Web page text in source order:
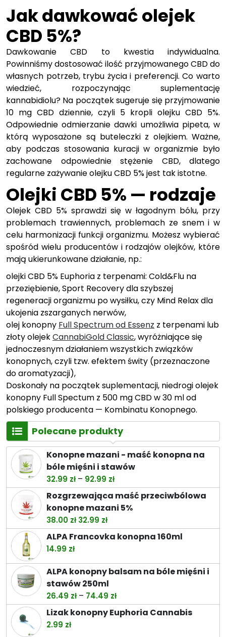
Jak dawkować olejek
CBD 5%?
Dawkowanie CBD to kwestia indywidualna.
Powinniśmy dostosować ilość przyjmowanego CBD do
własnych potrzeb, trybu życia i preferencji. Co warto
wiedzieć, rozpoczynając suplementację
kannabidiolu? Na początek sugeruje się przyjmowanie
10 mg CBD dziennie, czyli 5 kropli olejku CBD 5%.
Odpowiednie odmierzanie dawki umożliwia pipeta, w
którą wyposażone są buteleczki z olejkiem. Ważne,
aby podczas stosowania kuracji w organizmie było
zachowane odpowiednie stężenie CBD, dlatego
regularne zażywanie olejku CBD 5% jest tak istotne.
Olejki CBD 5% — rodzaje
Olejek CBD 5% sprawdzi się w łagodnym bólu, przy
problemach trawiennych, problemach ze snem i w
celu harmonizacji funkcji organizmu. Możesz wybierać
spośród wielu producentów i rodzajów olejków, które
mają ukierunkowane działanie, np.:
olejki CBD 5% Euphoria z terpenami: Cold&Flu na
przeziębienie, Sport Recovery dla szybszej
regeneracji organizmu po wysiłku, czy Mind Relax dla
ukojenia zszarganych nerwów,
olej konopny Full Spectrum od Essenz z terpenami lub
złoty olejekCannabiGold Classic, wyróżniające się
jednoczesnym działaniem wszystkich związków
konopnych, czyli tzw. efektem świty (przeznaczone
do aromatyzacji),
Doskonały na początek suplementacji, niedrogi olejek
konopny Full Spectum z 500 mg CBD w 30 ml od
polskiego producenta — Kombinatu Konopnego.
Polecane produkty
Konopne mazani - maść konopna na
bóle mięśni i stawów
32.99 zł – 92.99 złZakres
cen:
od
do
92.99 zł
Rozgrzewająca maść przeciwbólowa
konopne mazani 5%
38.00 zł Pierwotna
cena
32.99 złAktualna
cena
ALPA Francovka konopna 160ml
14.99 zł
ALPA konopny balsam na bóle mięśni i
stawów 250ml
26.49 zł – 74.49 złZakres
cen:
od
Lizak konopny Euphoria Cannabis
2.99 zł